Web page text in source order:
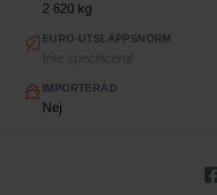
2 620 kg
EURO-UTSLÄPPSNORM
Inte specificerat
IMPORTERAD
Nej